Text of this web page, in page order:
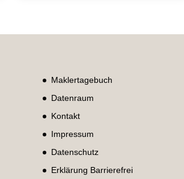
Maklertagebuch
Datenraum
Kontakt
Impressum
Datenschutz
Erklärung Barrierefrei